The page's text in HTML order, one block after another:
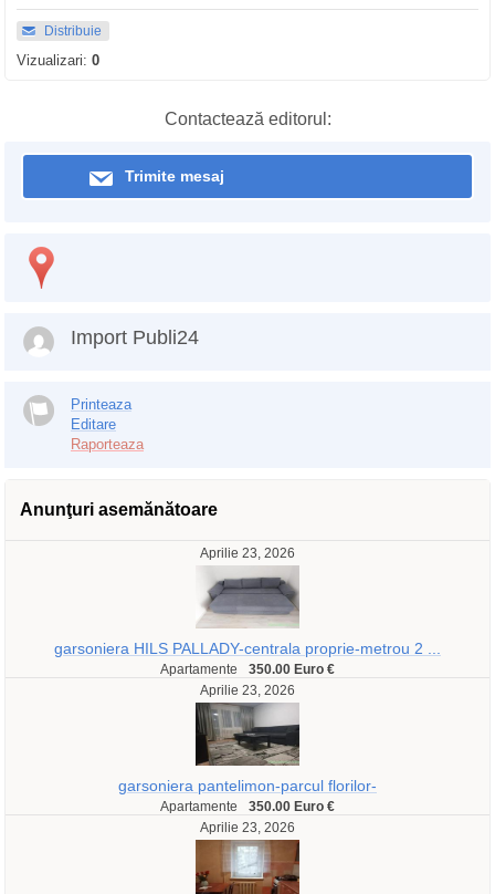
Distribuie
Vizualizari: 0
Contactează editorul:
Trimite mesaj
Import Publi24
Printeaza
Editare
Raporteaza
Anunţuri asemănătoare
Aprilie 23, 2026
garsoniera HILS PALLADY-centrala proprie-metrou 2 ...
Apartamente
350.00 Euro €
Aprilie 23, 2026
garsoniera pantelimon-parcul florilor-
Apartamente
350.00 Euro €
Aprilie 23, 2026